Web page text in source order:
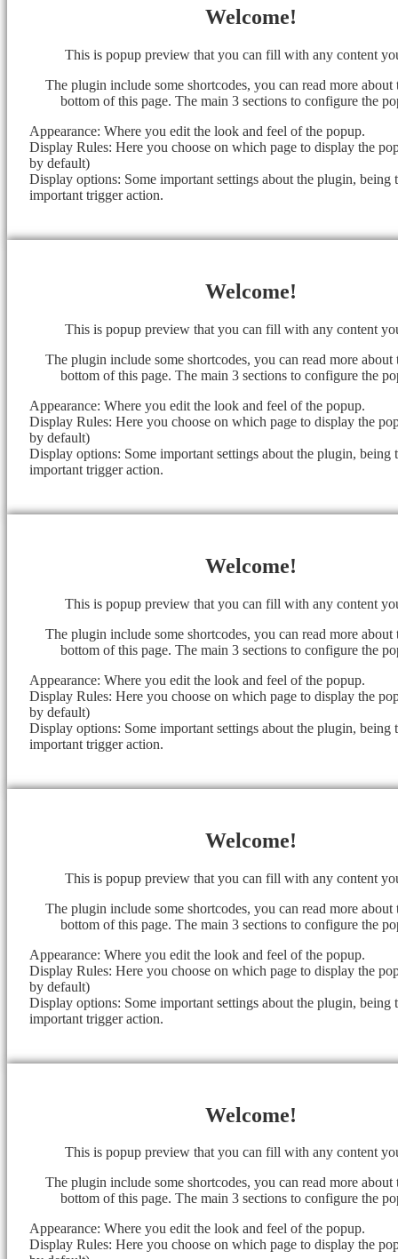
Welcome!
This is popup preview that you can fill with any content
The plugin include some shortcodes, you can read more about
bottom of this page. The main 3 sections to configure the
Appearance: Where you edit the look and feel of the popup.
Display Rules: Here you choose on which page to display the
by default)
Display options: Some important settings about the plugin, being
important trigger action.
Welcome!
This is popup preview that you can fill with any content
The plugin include some shortcodes, you can read more about
bottom of this page. The main 3 sections to configure the
Appearance: Where you edit the look and feel of the popup.
Display Rules: Here you choose on which page to display the
by default)
Display options: Some important settings about the plugin, being
important trigger action.
Welcome!
This is popup preview that you can fill with any content
The plugin include some shortcodes, you can read more about
bottom of this page. The main 3 sections to configure the
Appearance: Where you edit the look and feel of the popup.
Display Rules: Here you choose on which page to display the
by default)
Display options: Some important settings about the plugin, being
important trigger action.
Welcome!
This is popup preview that you can fill with any content
The plugin include some shortcodes, you can read more about
bottom of this page. The main 3 sections to configure the
Appearance: Where you edit the look and feel of the popup.
Display Rules: Here you choose on which page to display the
by default)
Display options: Some important settings about the plugin, being
important trigger action.
Welcome!
This is popup preview that you can fill with any content
The plugin include some shortcodes, you can read more about
bottom of this page. The main 3 sections to configure the
Appearance: Where you edit the look and feel of the popup.
Display Rules: Here you choose on which page to display the